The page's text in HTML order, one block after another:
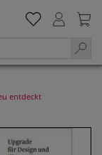
entdeckt